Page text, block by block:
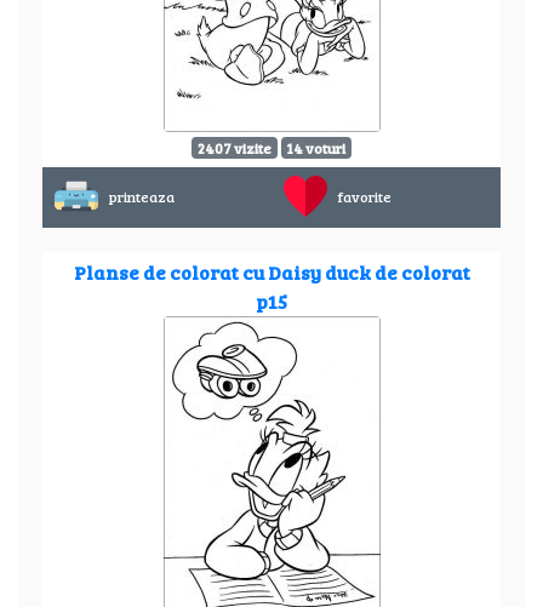
2407 vizite 14 voturi
printeaza favorite
Planse de colorat cu Daisy duck de colorat
p15